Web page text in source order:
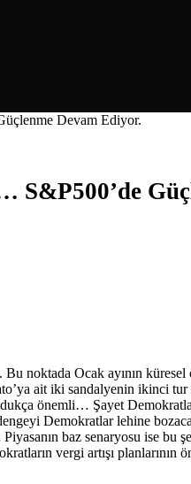
Devam Ediyor.
S&P500’de
noktada Ocak ayının
ait iki sandalyenin ikinci
önemli… Şayet
Demokratlar lehine
baz senaryosu ise
vergi artışı